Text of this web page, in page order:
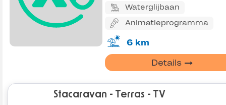
Waterglijbaan
Animatieprogramma
6 km
Details
Stacaravan - Terras - TV